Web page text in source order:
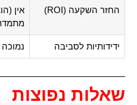
החזר השקעה (ROI)
אין
ידידותיות לסביבה נמוכה
שאלות נפוצות